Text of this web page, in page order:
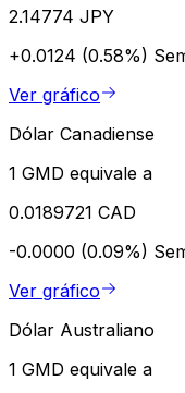
2.14774 JPY
+0.0124 (0.58%)
Ver gráfico
Dólar Canadiense
1 GMD equivale a
0.0189721 CAD
-0.0000 (0.09%)
Ver gráfico
Dólar Australiano
1 GMD equivale a